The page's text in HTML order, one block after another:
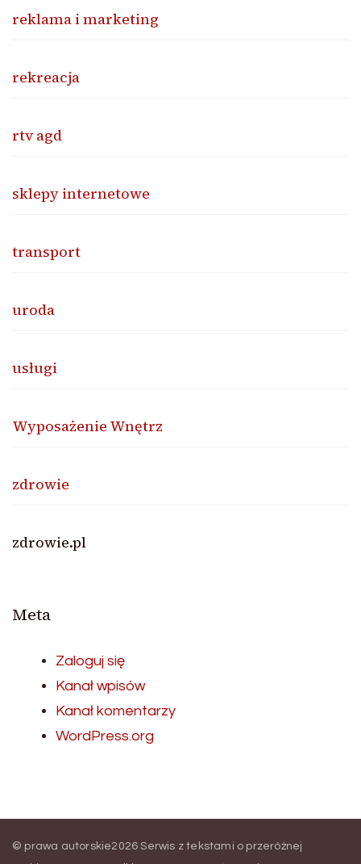
reklama i marketing
rekreacja
rtv agd
sklepy internetowe
transport
uroda
usługi
Wyposażenie Wnętrz
zdrowie
zdrowie.pl
Meta
Zaloguj się
Kanał wpisów
Kanał komentarzy
WordPress.org
© prawa autorskie2026Serwis z tekstami o przeróżnej